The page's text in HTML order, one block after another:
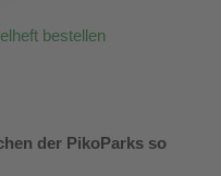
bestellen
der PikoParks so